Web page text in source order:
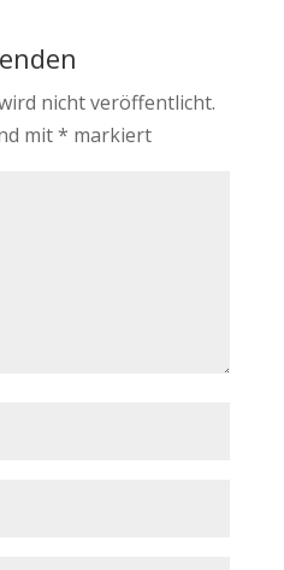
nicht veröffentlicht.
mit* markiert